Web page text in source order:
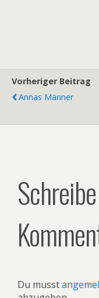
Vorheriger Beitrag
Annas Männer
Du musst